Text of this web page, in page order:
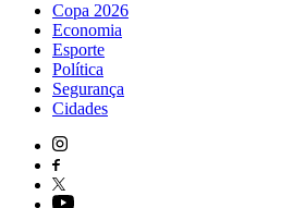
Copa 2026
Economia
Esporte
Política
Segurança
Cidades